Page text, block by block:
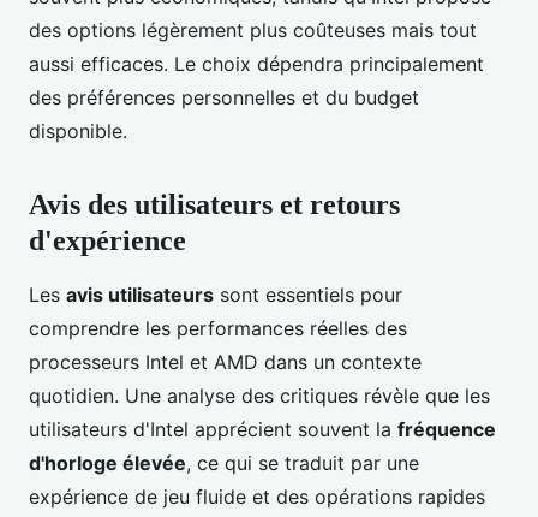
des options légèrement plus coûteuses mais tout
aussi efficaces. Le choix dépendra principalement
des préférences personnelles et du budget
disponible.
Avis des utilisateurs et retours
d'expérience
Les avis utilisateurs sont essentiels pour
comprendre les performances réelles des
processeurs Intel et AMD dans un contexte
quotidien. Une analyse des critiques révèle que les
utilisateurs d'Intel apprécient souvent la fréquence
d'horloge élevée, ce qui se traduit par une
expérience de jeu fluide et des opérations rapides